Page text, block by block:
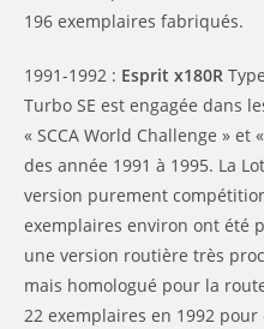
196 exemplaires fabriqués.
1991-1992 : Esprit x180R
Turbo SE est engagée dans
« SCCA World Challenge » et
des année 1991 à 1995. La
version purement
exemplaires environ ont été
une version routière très
mais homologué pour la
22 exemplaires en 1992